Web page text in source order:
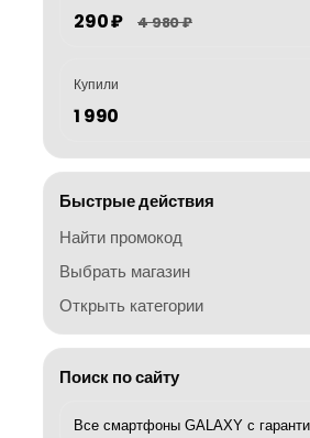
290 ₽ 4 980 ₽
Купили
1 990
Быстрые действия
Найти промокод
Выбрать магазин
Открыть категории
Поиск по сайту